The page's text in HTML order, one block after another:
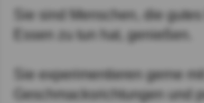
Sie sind Menschen, die
Essen zu tun hat, genießen.
Sie experimentieren gerne
Geschmacksrichtungen und